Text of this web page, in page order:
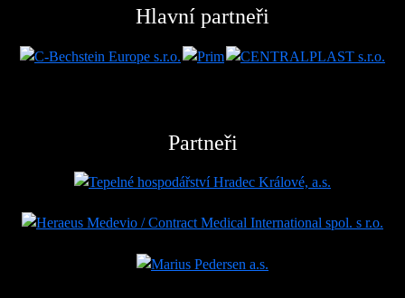
Hlavní partneři
Partneři